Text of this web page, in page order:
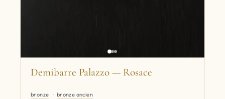
Demibarre Palazzo — Rosace
bronze bronze ancien